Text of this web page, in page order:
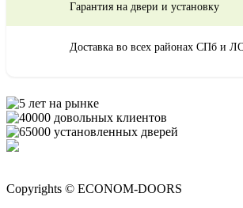
Гарантия на двери и установку
Доставка во всех районах СПб и
Copyrights © ECONOM-DOORS